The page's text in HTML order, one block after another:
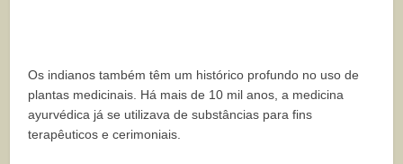
Os indianos também têm um histórico profundo no uso de
plantas medicinais. Há mais de 10 mil anos, a medicina
ayurvédica já se utilizava de substâncias para fins
terapêuticos e cerimoniais.